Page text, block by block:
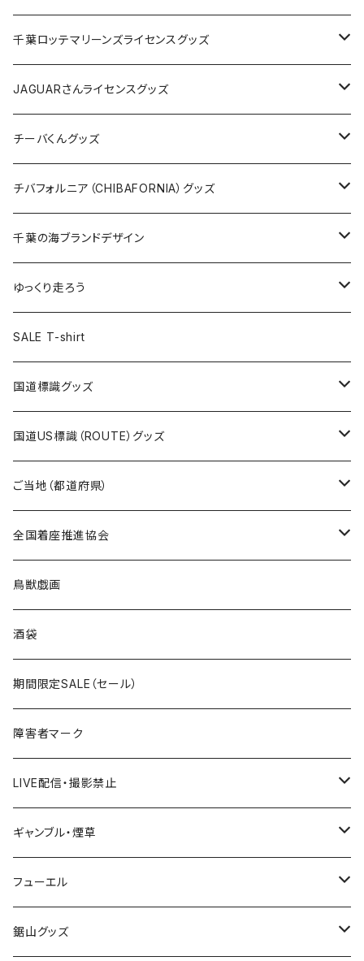
缶バッジ
ホテルキーホルダー
アクリルキーホルダー
ホテルキーホルダー
クリアファイル
Tシャツ
キャップ
トートバッグ
ランチバッグ
エコバッグ
キャップ
バッグ
ステッカー
缶バッジ
キーホルダー
クリアファイル
Tシャツ
キャップ
バッグ
ステッカー
缶バッジ
キーホルダー
クリアファイル
千葉ロッテマリーンズライセンスグッズ
ステッカー
ステッカー
ステッカー大
缶バッジ
缶バッジ32mm
缶バッジ54mm
エコバッグ
JAGUARさんコラボグッズ
Tシャツ
ステッカー
サコッシュ
ホテルキーホルダー
モーテルキーホルダー
トートバッグ
JAGUARさんライセンスグッズ
Tシャツ
ステッカー
缶バッジ
クリアファイル
マスク
エコバッグ
千葉ロッテマリーンズコラボ
チーバくんグッズ
Tシャツ
キャップ
エコバッグ
ステッカー
モーテルキーホルダー
ホテルキーホルダー
トートバッグ
チバフォルニア（CHIBAFORNIA）グッズ
Tシャツ
キャップ
ステッカー
ホテルキーホルダー
千葉の海ブランドデザイン
Tシャツ
キャップ
ステッカー
ゆっくり走ろう
Tシャツ
ステッカー
ホテルキーホルダー
SALE T-shirt
国道標識グッズ
ステッカー
国道0～99号線
国道100～199号線
国道600～699号線
国道700～799号線
Tシャツ
キャップ
国道US標識（ROUTE）グッズ
ステッカー
ROUTE 0～99号線
ROUTE100～199号線
ROUTE600～699号線
ROUTE700～799号線
Tシャツ
ROUTE 0～99号線
ROUTE 100～199号線
ROUTE 600～699号線
ROUTE 700～799号線
キャップ
ROUTE 0～99号線
ROUTE 100～199号線
ROUTE 600～699号線
ROUTE 700～799号線
ご当地（都道府県）
北海道
青森県
岩手県
宮城県
秋田県
Tシャツ
ステッカー
山形県
福島県
茨城県
栃木県
全国着座推進協会
ステッカー
鳥獣戯画
酒袋
期間限定SALE（セール）
障害者マーク
LIVE配信・撮影禁止
LIVE配信禁止
撮影禁止
ギャンブル・煙草
ホテルキーホルダー
たばこ・禁煙ステッカー
フューエル
ステッカー
鋸山グッズ